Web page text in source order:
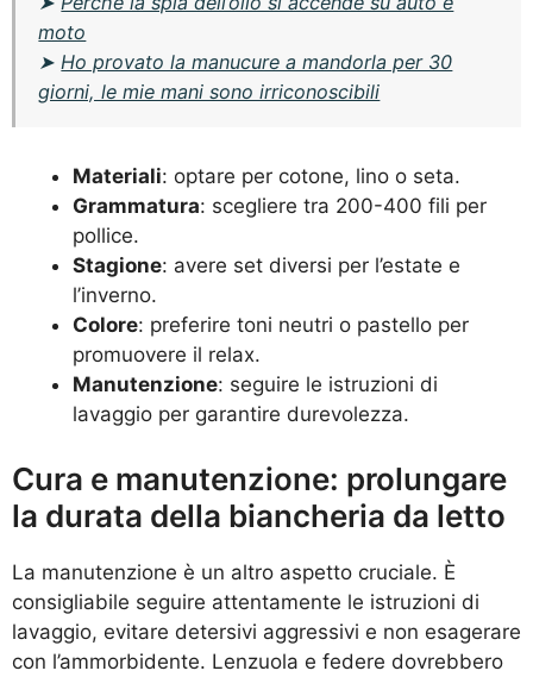
moto
➤ Ho provato la manucure a mandorla per 30
giorni, le mie mani sono irriconoscibili
Materiali: optare per cotone, lino o seta.
Grammatura: scegliere tra 200-400 fili per
pollice.
Stagione: avere set diversi per l’estate e
l’inverno.
Colore: preferire toni neutri o pastello per
promuovere il relax.
Manutenzione: seguire le istruzioni di
lavaggio per garantire durevolezza.
Cura e manutenzione: prolungare
la durata della biancheria da letto
La manutenzione è un altro aspetto cruciale. È
consigliabile seguire attentamente le istruzioni di
lavaggio, evitare detersivi aggressivi e non esagerare
con l’ammorbidente. Lenzuola e federe dovrebbero